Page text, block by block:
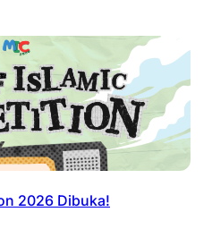
2026 Dibuka!